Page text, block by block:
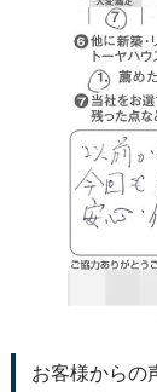
お客様からの